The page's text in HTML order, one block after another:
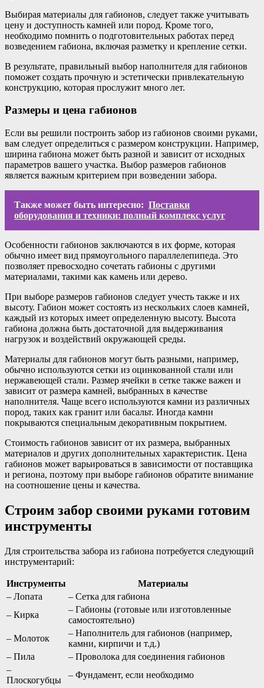
Выбирая материалы для габионов, следует также учитывать
цену и доступность камней или пород. Кроме того,
необходимо помнить о подготовительных работах перед
возведением габиона, включая разметку и крепление сетки.
В результате, правильный выбор наполнителя для габионов
поможет создать прочную и эстетически привлекательную
конструкцию, которая прослужит много лет.
Размеры и цена габионов
Если вы решили построить забор из габионов своими руками,
вам следует определиться с размером конструкции. Например,
ширина габиона может быть разной и зависит от исходных
параметров вашего участка. Выбор размеров габионов
является важным критерием при возведении забора.
Также может быть интересно: Поставки
оборудования и техники: полный комплекс услуг
Особенности габионов заключаются в их форме, которая
обычно имеет вид прямоугольного параллелепипеда. Это
позволяет превосходно сочетать габионы с другими
материалами, такими как камень или дерево.
При выборе размеров габионов следует учесть также и их
высоту. Габион может состоять из нескольких слоев камней,
каждый из которых имеет определенную высоту. Высота
габиона должна быть достаточной для выдерживания
нагрузок и воздействий окружающей среды.
Материалы для габионов могут быть разными, например,
обычно используются сетки из оцинкованной стали или
нержавеющей стали. Размер ячейки в сетке также важен и
зависит от размера камней, выбранных в качестве
наполнителя. Чаще всего используются камни из различных
пород, таких как гранит или басальт. Иногда камни
покрываются специальным декоративным покрытием.
Стоимость габионов зависит от их размера, выбранных
материалов и других дополнительных характеристик. Цена
габионов может варьироваться в зависимости от поставщика
и региона, поэтому при выборе габионов обратите внимание
на соотношение цены и качества.
Строим забор своими руками готовим
инструменты
Для строительства забора из габиона потребуется следующий
инструментарий:
Инструменты
Материалы
– Лопата
– Сетка для габиона
– Кирка
– Габионы (готовые или изготовленные
самостоятельно)
– Молоток
– Наполнитель для габионов (например,
камни, кирпичи и т.д.)
– Пила
– Проволока для соединения габионов
–
Плоскогубцы
– Фундамент, если необходимо